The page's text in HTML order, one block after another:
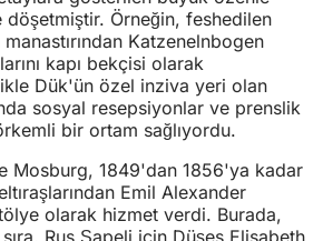
Örneğin, feshedilen
Katzenelnbogen
kapı bekçisi olarak
Dük'ün özel inziva yeri olan
sosyal resepsiyonlar ve prenslik
bir ortam sağlıyordu.
Mosburg, 1849'dan 1856'ya kadar
Emil Alexander
olarak hizmet verdi. Burada,
Rus Şapeli için Düşes Elisabeth